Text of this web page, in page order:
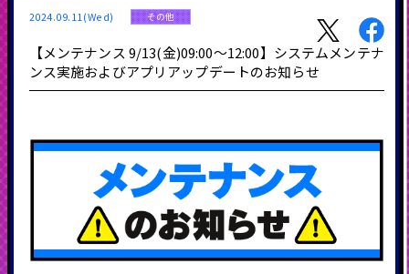
2024.09.11(Wed) その他
【メンテナンス 9/13(金)09:00～12:00】システムメンテナ
ンス実施およびアプリアップデートのお知らせ